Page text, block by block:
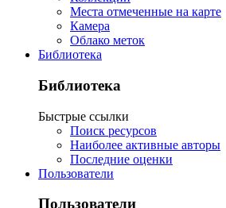
Места отмеченные на карте
Камера
Облако меток
Библиотека
Библиотека
Быстрые ссылки
Поиск ресурсов
Наиболее активные авторы
Последние оценки
Пользователи
Пользователи